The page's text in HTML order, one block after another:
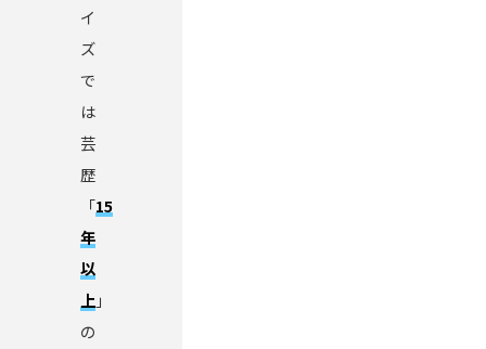
イ
ズ
で
は
芸
歴
「15
年
以
上 」
の